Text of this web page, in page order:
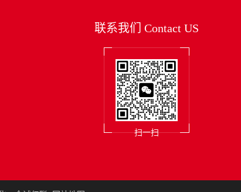
联系我们 Contact US
扫一扫